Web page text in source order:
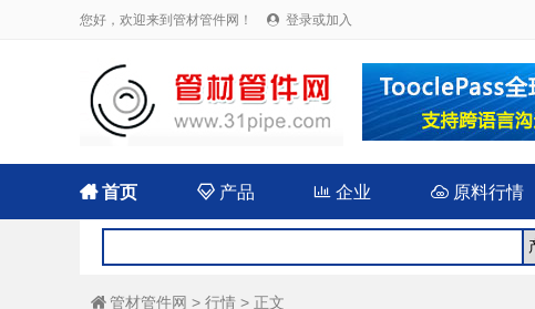
您好，欢迎来到管材管件网！  登录或加入
首页 产品  企业 原料行情
 管材管件网 > 行情 > 正文